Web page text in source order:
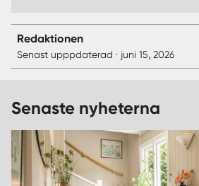
Redaktionen
Senast upppdaterad · juni 15, 2026
Senaste nyheterna